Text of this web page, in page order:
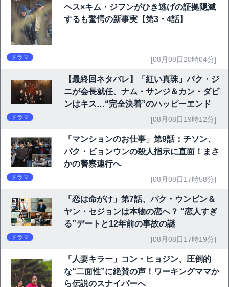
ヘス×キム・ジフンがひき逃げの証拠隠滅
するも驚愕の新事実【第3・4話】
ドラマ [08月08日20時04分]
【最終回ネタバレ】「紅い真珠」パク・ジ
ニが会長就任、ナム・サンジ＆カン・ダビ
ンはキス…“完全決着”のハッピーエンド
ドラマ [08月08日19時12分]
「マンションのお仕事」第9話：チソン、
パク・ビョンウンの殺人指示に直面！まさ
かの警察連行へ
ドラマ [08月08日17時58分]
「恋は命がけ」第7話、パク・ウンビン＆
ヤン・セジョンは本物の恋へ？ “恋人すぎ
る”デートと12年前の事故の謎
ドラマ [08月08日17時19分]
「人妻キラー」コン・ヒョジン、圧倒的
な“二面性”に絶賛の声！ワーキングママか
ら伝説のスナイパーへ